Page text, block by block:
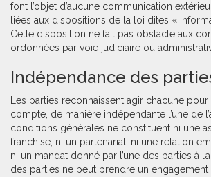
font l’objet d’aucune communication
liées aux dispositions de la loi dites «
Cette disposition ne fait pas obstacle aux
ordonnées par voie judiciaire ou
Indépendance des
Les parties reconnaissent agir chacune
compte, de manière indépendante l’une de
conditions générales ne constituent ni une
franchise, ni un partenariat, ni une relation
ni un mandat donné par l’une des parties à
des parties ne peut prendre un